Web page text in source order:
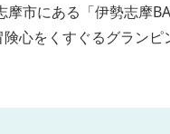
心をくすぐるグランピ
るドーム型テントでの宿
出します。温暖な伊勢